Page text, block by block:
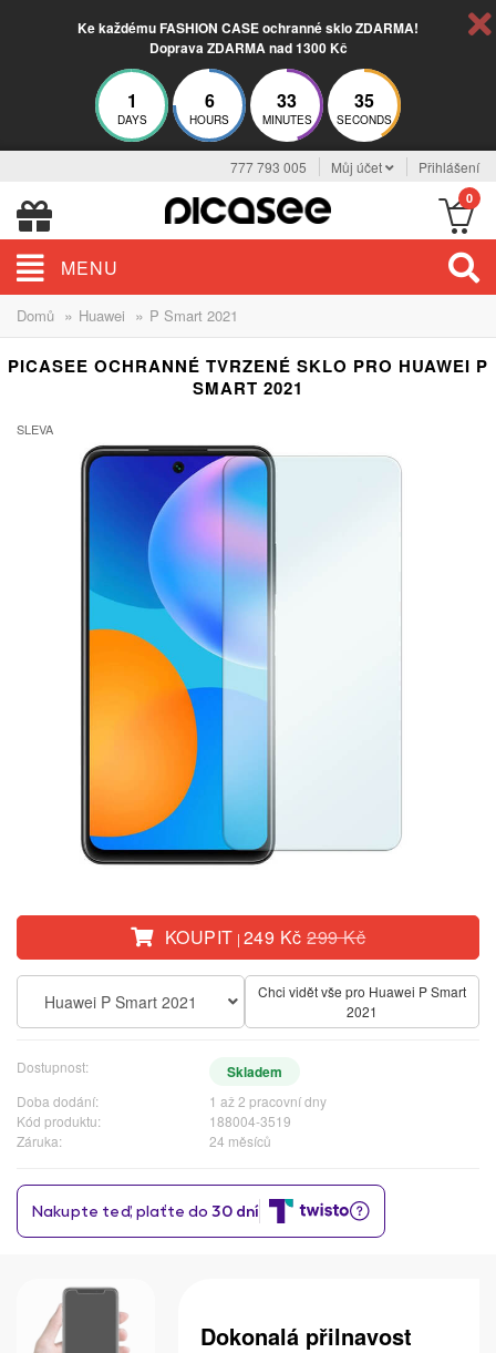
Ke každému FASHION CASE ochranné sklo ZDARMA!
Doprava ZDARMA nad 1300 Kč
1
DAYS
6
HOURS
33
MINUTES
34
SECONDS
777 793 005 Můj účet Přihlášení
0
MENU
Domů » Huawei » P Smart 2021
PICASEE OCHRANNÉ TVRZENÉ SKLO PRO HUAWEI P
SMART 2021
SLEVA
KOUPIT | 249 Kč299 Kč
Huawei P Smart 2021
Chci vidět vše pro Huawei P Smart
2021
Dostupnost: Skladem
Doba dodání:
1 až 2 pracovní dny
Kód produktu:
188004-3519
Záruka:
24 měsíců
Dokonalá přilnavost